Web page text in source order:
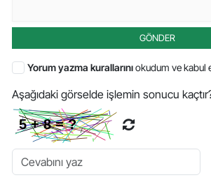
GÖNDER
Yorum yazma kurallarınıokudum ve kabul
Aşağıdaki görselde işlemin sonucu